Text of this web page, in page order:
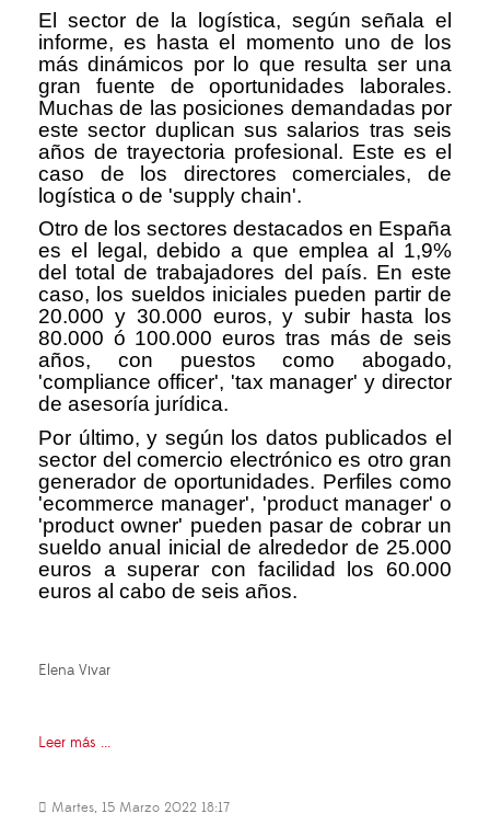
El sector de la logística, según señala el
informe, es hasta el momento uno de los
más dinámicos por lo que resulta ser una
gran fuente de oportunidades laborales.
Muchas de las posiciones demandadas por
este sector duplican sus salarios tras seis
años de trayectoria profesional. Este es el
caso de los directores comerciales, de
logística o de 'supply chain'.
Otro de los sectores destacados en España
es el legal, debido a que emplea al 1,9%
del total de trabajadores del país. En este
caso, los sueldos iniciales pueden partir de
20.000 y 30.000 euros, y subir hasta los
80.000 ó 100.000 euros tras más de seis
años, con puestos como abogado,
'compliance officer', 'tax manager' y director
de asesoría jurídica.
Por último, y según los datos publicados el
sector del comercio electrónico es otro gran
generador de oportunidades. Perfiles como
'ecommerce manager', 'product manager' o
'product owner' pueden pasar de cobrar un
sueldo anual inicial de alrededor de 25.000
euros a superar con facilidad los 60.000
euros al cabo de seis años.
Elena Vivar
Leer más ...
Martes, 15 Marzo 2022 18:17